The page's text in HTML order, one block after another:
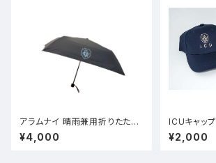
アラムナイ 晴雨兼用折りたたみ
傘
¥4,000
ICUキャップ
¥2,000